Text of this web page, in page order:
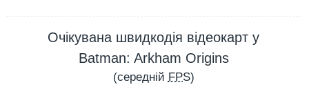
Очікувана швидкодія відеокарт у
Batman: Arkham Origins
(середній FPS)